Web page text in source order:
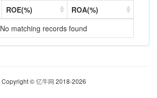
ROE(%)
ROA(%)
No matching records found
Copyright ©亿牛网 2018-2026